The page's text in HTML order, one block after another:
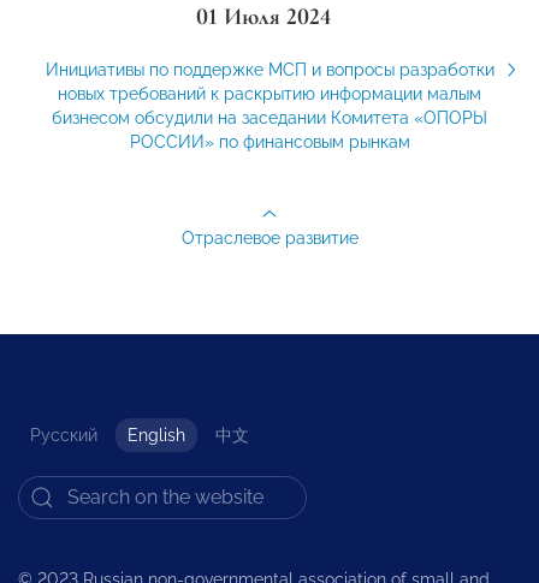
01 Июля 2024
Инициативы по поддержке МСП и вопросы разработки
новых требований к раскрытию информации малым
бизнесом обсудили на заседании Комитета «ОПОРЫ
РОССИИ» по финансовым рынкам
Отраслевое развитие
Русский English 中文